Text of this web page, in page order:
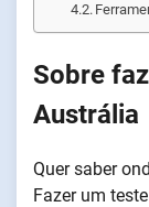
Sobre
Austrália
Quer saber
Fazer um